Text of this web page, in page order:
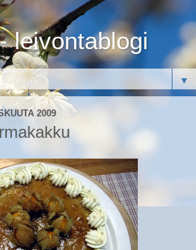
leivontablogi
▼
2009